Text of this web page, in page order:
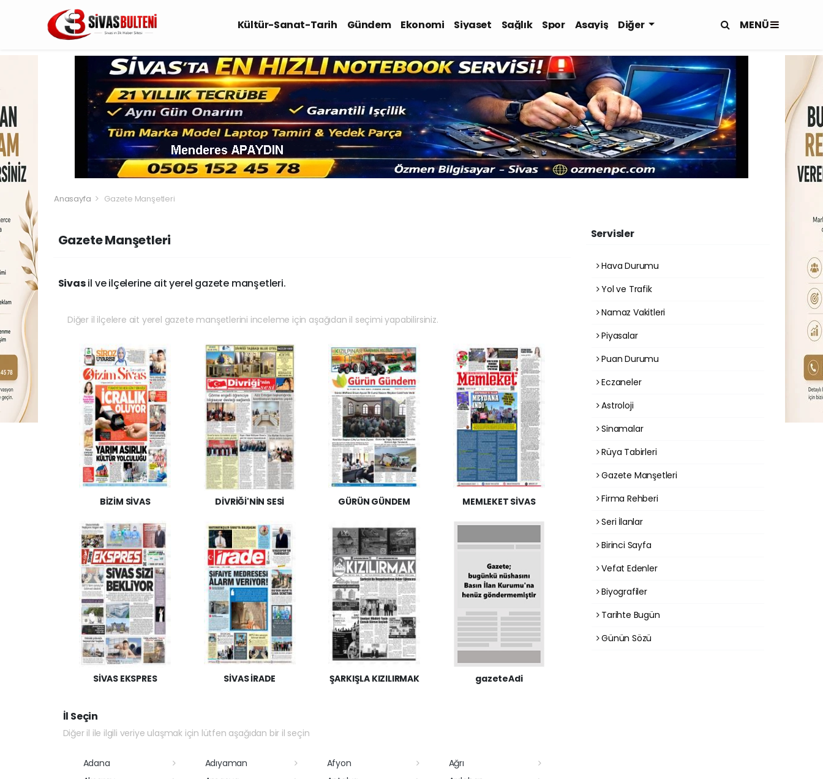
Kültür-Sanat-Tarih Gündem Ekonomi Siyaset Sağlık Spor Asayiş Diğer MENÜ
Anasayfa Gazete Manşetleri
Gazete Manşetleri
Sivasil ve ilçelerine ait yerel gazete manşetleri.
Diğer il ilçelere ait yerel gazete manşetlerini inceleme için aşağıdan il seçimi yapabilirsiniz.
BİZİM SİVAS DİVRİĞİ'NİN SESİ GÜRÜN GÜNDEM MEMLEKET SİVAS
SİVAS EKSPRES SİVAS İRADE ŞARKIŞLA KIZILIRMAK gazeteAdi
İl Seçin
Diğer il ile ilgili veriye ulaşmak için lütfen aşağıdan bir il seçin
Adana Adıyaman Afyon
Ağrı
Servisler
Hava Durumu
Yol ve Trafik
Namaz Vakitleri
Piyasalar
Puan Durumu
Eczaneler
Astroloji
Sinamalar
Rüya Tabirleri
Gazete Manşetleri
Firma Rehberi
Seri İlanlar
Birinci Sayfa
Vefat Edenler
Biyografiler
Tarihte Bugün
Günün Sözü